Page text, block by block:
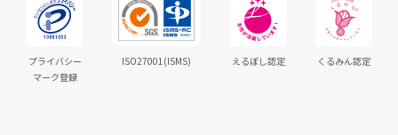
プライバシー
マーク登録
ISO27001(ISMS) えるぼし認定 くるみん認定